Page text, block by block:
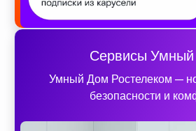
Сервисы
Умный Дом Ростелеком —
безопасности и